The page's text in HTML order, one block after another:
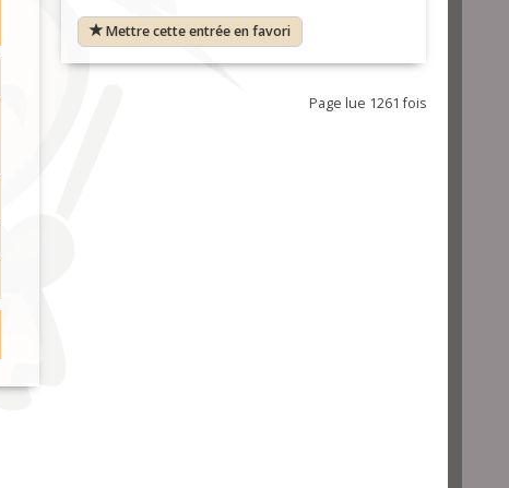
Mettre cette entrée en favori
Page lue 1261 fois